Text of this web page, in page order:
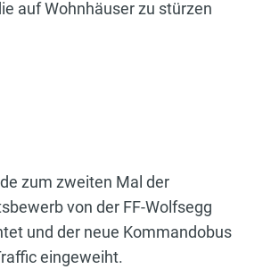
auf Wohnhäuser zu stürzen
zum zweiten Mal der
von der FF-Wolfsegg
und der neue Kommandobus
eingeweiht.